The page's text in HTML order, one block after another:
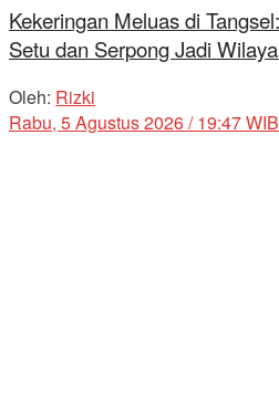
Kekeringan Meluas di
Setu dan Serpong Jadi
Oleh: Rizki
Rabu, 5 Agustus 2026 / 19:47 WIB